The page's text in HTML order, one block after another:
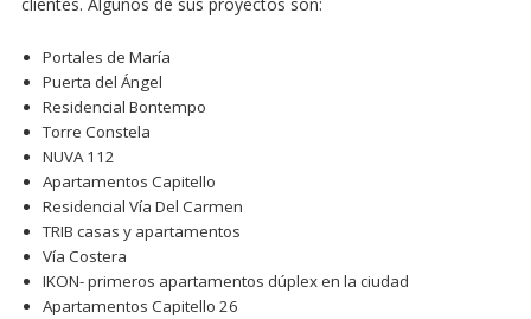
clientes. Algunos de sus proyectos son:
Portales de María
Puerta del Ángel
Residencial Bontempo
Torre Constela
NUVA 112
Apartamentos Capitello
Residencial Vía Del Carmen
TRIB casas y apartamentos
Vía Costera
IKON- primeros apartamentos dúplex en la ciudad
Apartamentos Capitello 26